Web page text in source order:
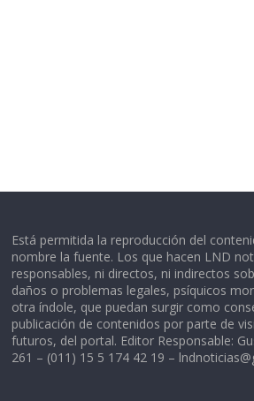
Está permitida la reproducción del
nombre la fuente. Los que hacen LND
responsables, ni directos, ni indirectos
daños o problemas legales, psíquicos
otra índole, que puedan surgir como
publicación de contenidos por parte de
futuros, del portal. Editor Responsable:
261 – (011) 15 5 174 42 19 –